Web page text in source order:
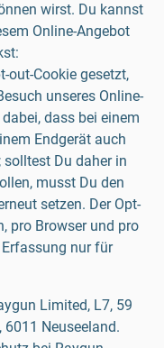
wirst. Du kannst
Online-Angebot
out-Cookie gesetzt,
unseres Online-
dass bei einem
Endgerät auch
solltest Du daher in
musst Du den
setzen. Der Opt-
pro Browser und pro
nur für
Limited, L7, 59
6011 Neuseeland.